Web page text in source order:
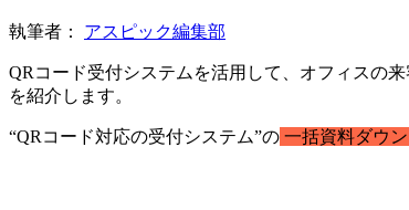
執筆者： アスピック編集部
QRコード受付システムを活用して、オフィスの
を紹介します。
“QRコード対応の受付システム”の 一括資料ダウ